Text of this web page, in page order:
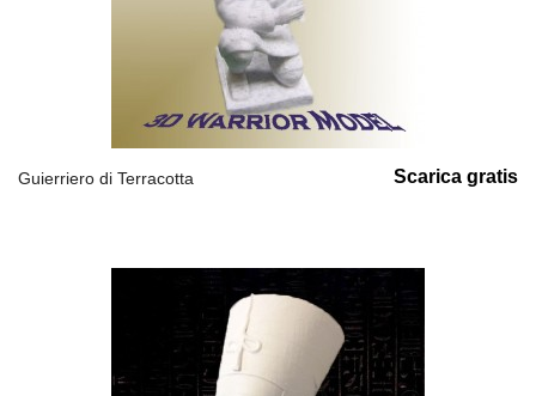
Guierriero di Terracotta Scarica gratis